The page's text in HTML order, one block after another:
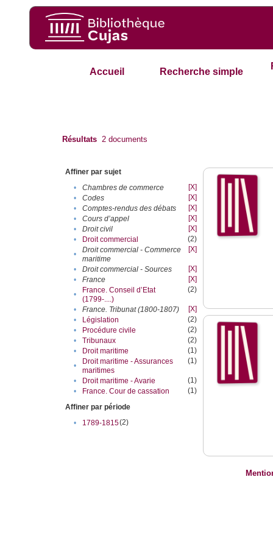
Accueil Recherche simple
Résultats 2 documents
Affiner par sujet
•
Chambres de commerce
[X]
•
Codes
[X]
•
Comptes-rendus des débats
[X]
•
Cours d’appel
[X]
•
Droit civil
[X]
•
Droit commercial
(2)
•
Droit commercial - Commerce
maritime
[X]
• Droit commercial - Sources
[X]
•
France
[X]
•
France. Conseil d’Etat
(1799-....)
(2)
• France. Tribunat (1800-1807)
[X]
•
Législation
(2)
•
Procédure civile
(2)
•
Tribunaux
(2)
•
Droit maritime
(1)
•
Droit maritime - Assurances
maritimes
(1)
• Droit maritime - Avarie
(1)
•
France. Cour de cassation
(1)
Affiner par période
•
1789-1815(2)